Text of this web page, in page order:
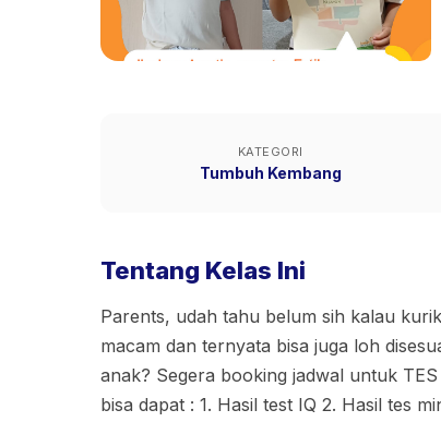
KATEGORI
Tumbuh Kembang
Tentang Kelas Ini
Parents, udah tahu belum sih kalau
macam dan ternyata bisa juga loh
anak? Segera booking jadwal untuk
bisa dapat : 1. Hasil test IQ 2. Hasil tes